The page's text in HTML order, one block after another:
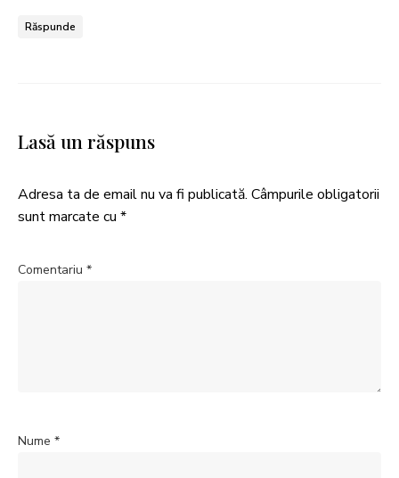
Răspunde
Lasă un răspuns
Adresa ta de email nu va fi publicată. Câmpurile obligatorii
sunt marcate cu *
Comentariu *
Nume *